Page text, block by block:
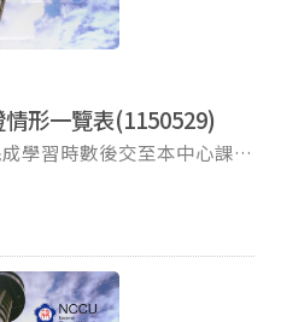
經驗彙整，實際職缺及服務
形一覽表(1150529)
，最遲請於學期結束一週前
組辦公室，或